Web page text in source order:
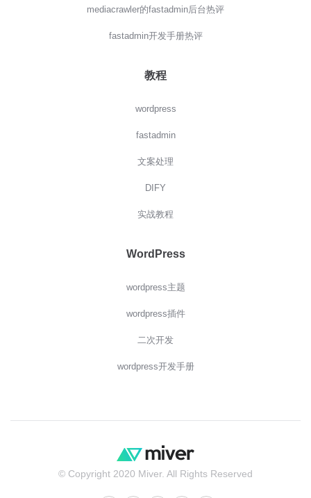
mediacrawler的fastadmin后台热评
fastadmin开发手册热评
教程
wordpress
fastadmin
文案处理
DIFY
实战教程
WordPress
wordpress主题
wordpress插件
二次开发
wordpress开发手册
© Copyright 2020 Miver. All Rights Reserved